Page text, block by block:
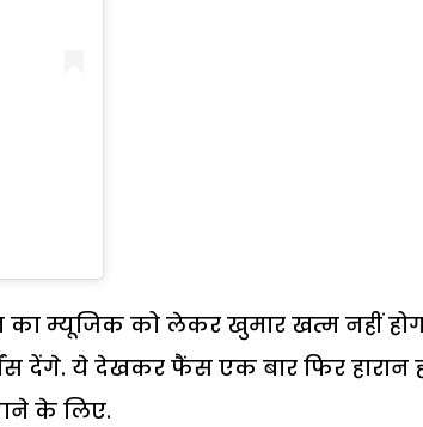
का म्यूजिक को लेकर खुमार खत्म नहीं
देंगे. ये देखकर फैंस एक बार फिर हारान
के लिए.